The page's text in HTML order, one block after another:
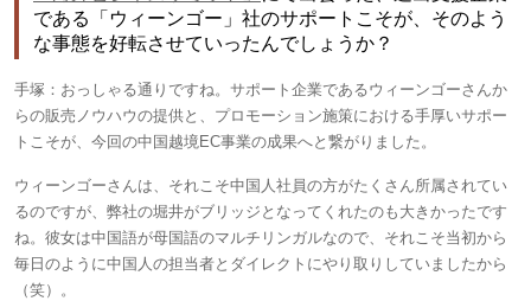
である「ウィーンゴー」社のサポートこそが、そのよう
な事態を好転させていったんでしょうか？
手塚： おっしゃる通りですね。サポート企業であるウィーンゴーさんか
らの販売ノウハウの提供と、プロモーション施策における手厚いサポー
トこそが、今回の中国越境EC事業の成果へと繋がりました。
ウィーンゴーさんは、それこそ中国人社員の方がたくさん所属されてい
るのですが、弊社の堀井がブリッジとなってくれたのも大きかったです
ね。彼女は中国語が母国語のマルチリンガルなので、それこそ当初から
毎日のように中国人の担当者とダイレクトにやり取りしていましたから
（笑）。